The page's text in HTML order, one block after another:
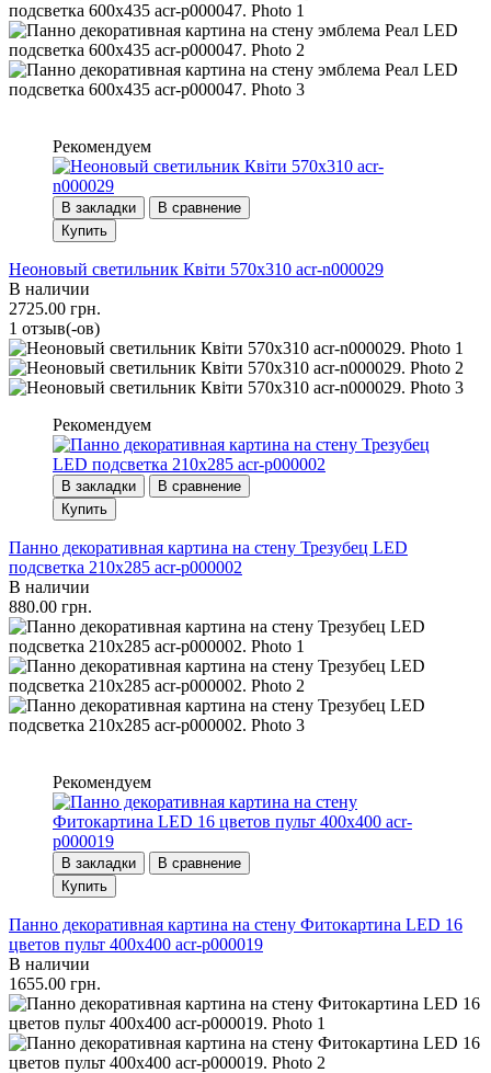
Рекомендуем
В закладки
В сравнение
Купить
Неоновый светильник Квіти 570х310 acr-n000029
В наличии
2725.00 грн.
1 отзыв(-ов)
Рекомендуем
В закладки
В сравнение
Купить
Панно декоративная картина на стену Трезубец LED
подсветка 210x285 acr-p000002
В наличии
880.00 грн.
Рекомендуем
В закладки
В сравнение
Купить
Панно декоративная картина на стену Фитокартина LED 16
цветов пульт 400x400 acr-p000019
В наличии
1655.00 грн.